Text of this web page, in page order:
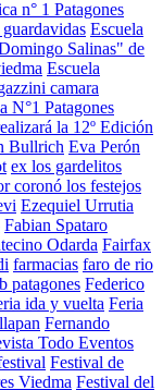
n° 1 Patagones
guardavidas Escuela
Salinas" de
Escuela
camara
N°1 Patagones
la 12º Edición
Bullrich Eva Perón
ex los gardelitos
coronó los festejos
Ezequiel Urrutia
Fabian Spataro
Odarda Fairfax
farmacias faro de rio
patagones Federico
ida y vuelta Feria
Fernando
Todo Eventos
Festival de
Viedma Festival del